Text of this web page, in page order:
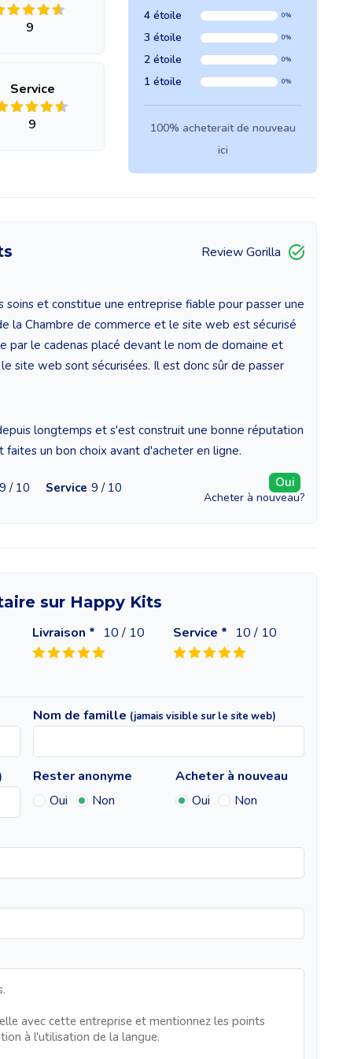
9
Service
9
4 étoile
0%
3 étoile 0%
2 étoile 0%
1 étoile 0%
100% acheterait de nouveau
ici
Review Gorilla
et constitue une entreprise fiable pour passer une
la Chambre de commerce et le site web est sécurisé
par le cadenas placé devant le nom de domaine et
site web sont sécurisées. Il est donc sûr de passer
longtemps et s'est construit une bonne réputation
un bon choix avant d'acheter en ligne.
9 / 10 Service 9 / 10 Oui
Acheter à nouveau?
sur Happy Kits
Livraison * 10/ 10 Service * 10/ 10
Nom de famille (jamais visible sur le site web)
Rester anonyme
Oui
Non
Acheter à nouveau
Oui
Non